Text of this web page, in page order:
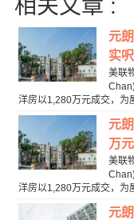
相关文章 :
元
实
美联
洋房以1,280万元成交，为
元
万
美联
洋房以1,280万元成交，为
元